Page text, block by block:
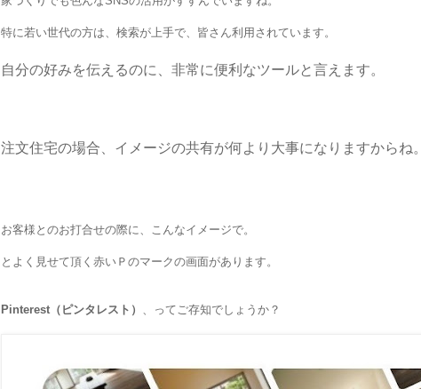
特に若い世代の方は、検索が上手で、皆さん利用されています。
自分の好みを伝えるのに、非常に便利なツールと言えます。
注文住宅の場合、イメージの共有が何より大事になりますからね。
お客様とのお打合せの際に、こんなイメージで。
とよく見せて頂く赤いＰのマークの画面があります。
Pinterest（ピンタレスト） 、ってご存知でしょうか？